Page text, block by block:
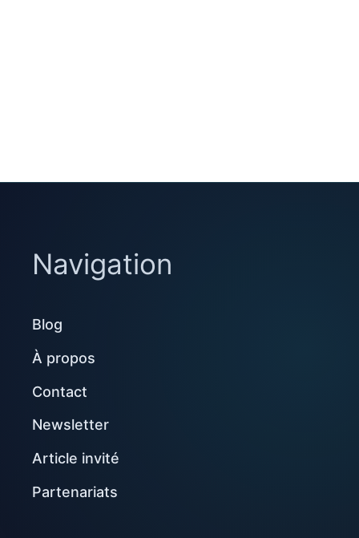
Navigation
Blog
À propos
Contact
Newsletter
Article invité
Partenariats